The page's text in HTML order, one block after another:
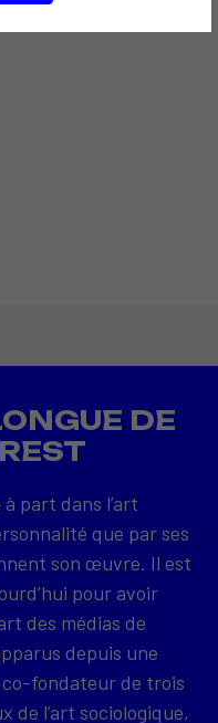
DE
part dans l’art
que par ses
son œuvre. Il est
pour avoir
des médias de
depuis une
co-fondateur de trois
de l’art sociologique,